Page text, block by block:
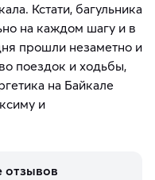
Кстати, багульника
на каждом шагу и в
прошли незаметно и
поездок и ходьбы,
на Байкале
и
отзывов